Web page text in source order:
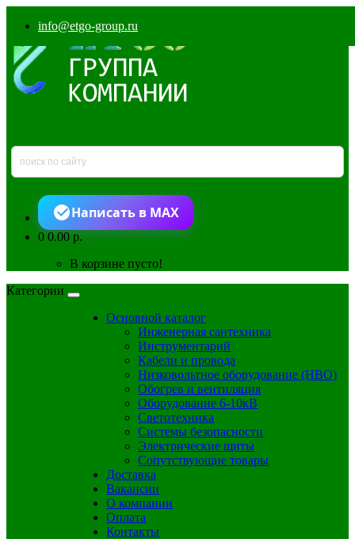
info@etgo-group.ru
Написать в MAX
00.00 р.
В корзине пусто!
Категории
Основной каталог
Инженерная сантехника
Инструментарий
Кабели и провода
Низковольтное оборудование (НВО)
Обогрев и вентиляция
Оборудование 6-10кВ
Светотехника
Системы безопасности
Электрические щиты
Сопутствующие товары
Доставка
Вакансии
О компании
Оплата
Контакты